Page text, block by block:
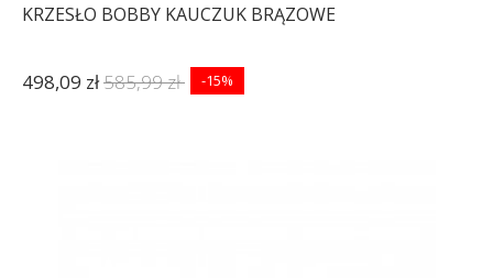
KRZESŁO BOBBY KAUCZUK BRĄZOWE
498,09 zł585,99 zł -15%